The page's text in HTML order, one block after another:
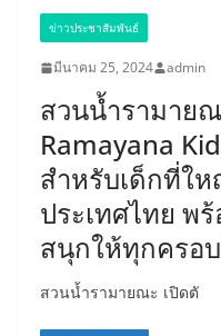
ข่าวประชาสัมพันธ์
มีนาคม 25, 2024 admin
สวนน้ำรามาย
Ramayana
สำหรับเด็กที่ใ
ประเทศไทย พ
สนุกให้ทุกครอ
สวนน้ำรามายณะ เปิดตั